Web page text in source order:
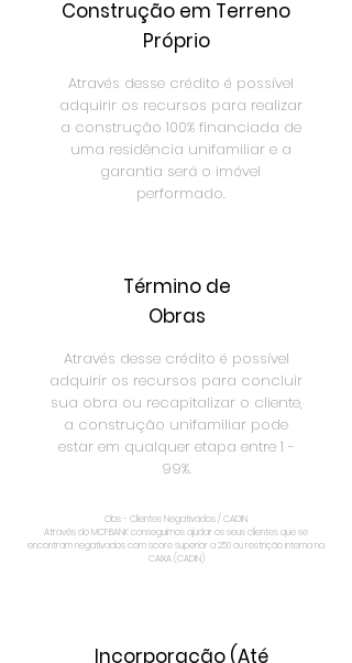
Construção em Terreno
Próprio
Através desse crédito é possível
adquirir os recursos para realizar
a construção 100% financiada de
uma residência unifamiliar e a
garantia será o imóvel
performado.
Término de
Obras
Através desse crédito é possível
adquirir os recursos para concluir
sua obra ou recapitalizar o cliente,
a construção unifamiliar pode
estar em qualquer etapa entre 1 -
99%.
Obs - Clientes Negativados / CADIN
Através do MCFBANK conseguimos ajudar os seus clientes que se
encontram negativados com score superior a 250 ou restrição interna na
CAIXA (CADIN)
Incorporação (Até